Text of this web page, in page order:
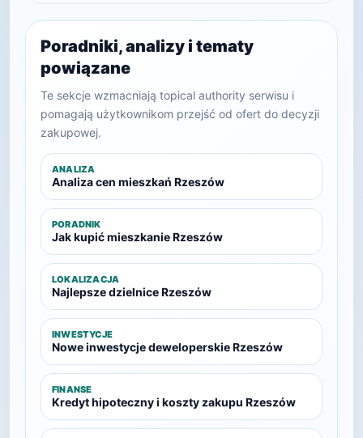
Poradniki, analizy i tematy
powiązane
Te sekcje wzmacniają topical authority serwisu i
pomagają użytkownikom przejść od ofert do decyzji
zakupowej.
ANALIZA
Analiza cen mieszkań Rzeszów
PORADNIK
Jak kupić mieszkanie Rzeszów
LOKALIZACJA
Najlepsze dzielnice Rzeszów
INWESTYCJE
Nowe inwestycje deweloperskie Rzeszów
FINANSE
Kredyt hipoteczny i koszty zakupu Rzeszów